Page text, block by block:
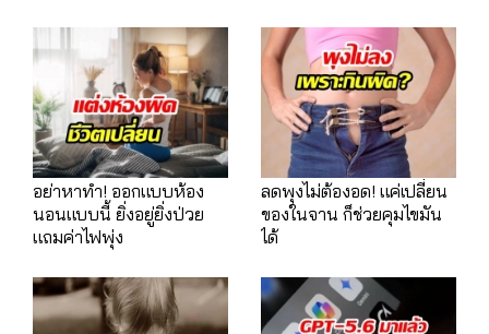
อย่าหาทำ! ออกแบบห้อง
นอนแบบนี้ ยิ่งอยู่ยิ่งป่วย
แถมค่าไฟพุ่ง
ลดพุงไม่ต้องอด! แค่เปลี่ยน
ของในจาน ก็ช่วยคุมไขมัน
ได้